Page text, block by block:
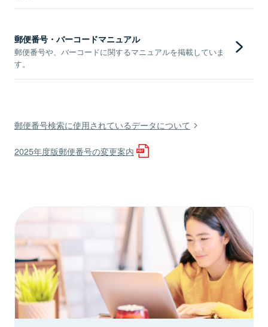
郵便番号・バーコードマニュアル
郵便番号や、バーコードに関するマニュアルを掲載していま
す。
郵便番号検索に使用されているデータについて
2025年度版郵便番号の変更案内